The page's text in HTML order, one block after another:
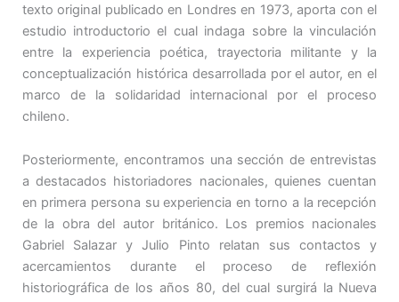
texto original publicado en Londres en 1973, aporta con el
estudio introductorio el cual indaga sobre la vinculación
entre la experiencia poética, trayectoria militante y la
conceptualización histórica desarrollada por el autor, en el
marco de la solidaridad internacional por el proceso
chileno.
Posteriormente, encontramos una sección de entrevistas
a destacados historiadores nacionales, quienes cuentan
en primera persona su experiencia en torno a la recepción
de la obra del autor británico. Los premios nacionales
Gabriel Salazar y Julio Pinto relatan sus contactos y
acercamientos durante el proceso de reflexión
historiográfica de los años 80, del cual surgirá la Nueva